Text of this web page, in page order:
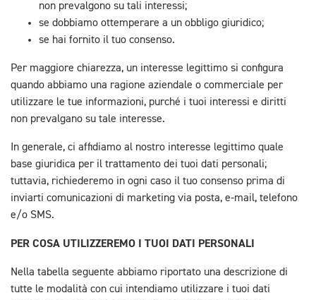
non prevalgono su tali interessi;
se dobbiamo ottemperare a un obbligo giuridico;
se hai fornito il tuo consenso.
Per maggiore chiarezza, un interesse legittimo si configura
quando abbiamo una ragione aziendale o commerciale per
utilizzare le tue informazioni, purché i tuoi interessi e diritti
non prevalgano su tale interesse.
In generale, ci affidiamo al nostro interesse legittimo quale
base giuridica per il trattamento dei tuoi dati personali;
tuttavia, richiederemo in ogni caso il tuo consenso prima di
inviarti comunicazioni di marketing via posta, e-mail, telefono
e/o SMS.
PER COSA UTILIZZEREMO I TUOI DATI PERSONALI
Nella tabella seguente abbiamo riportato una descrizione di
tutte le modalità con cui intendiamo utilizzare i tuoi dati